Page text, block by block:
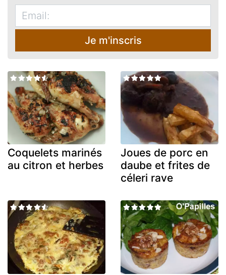
Je m'inscris
Coquelets marinés
au citron et herbes
Joues de porc en
daube et frites de
céleri rave